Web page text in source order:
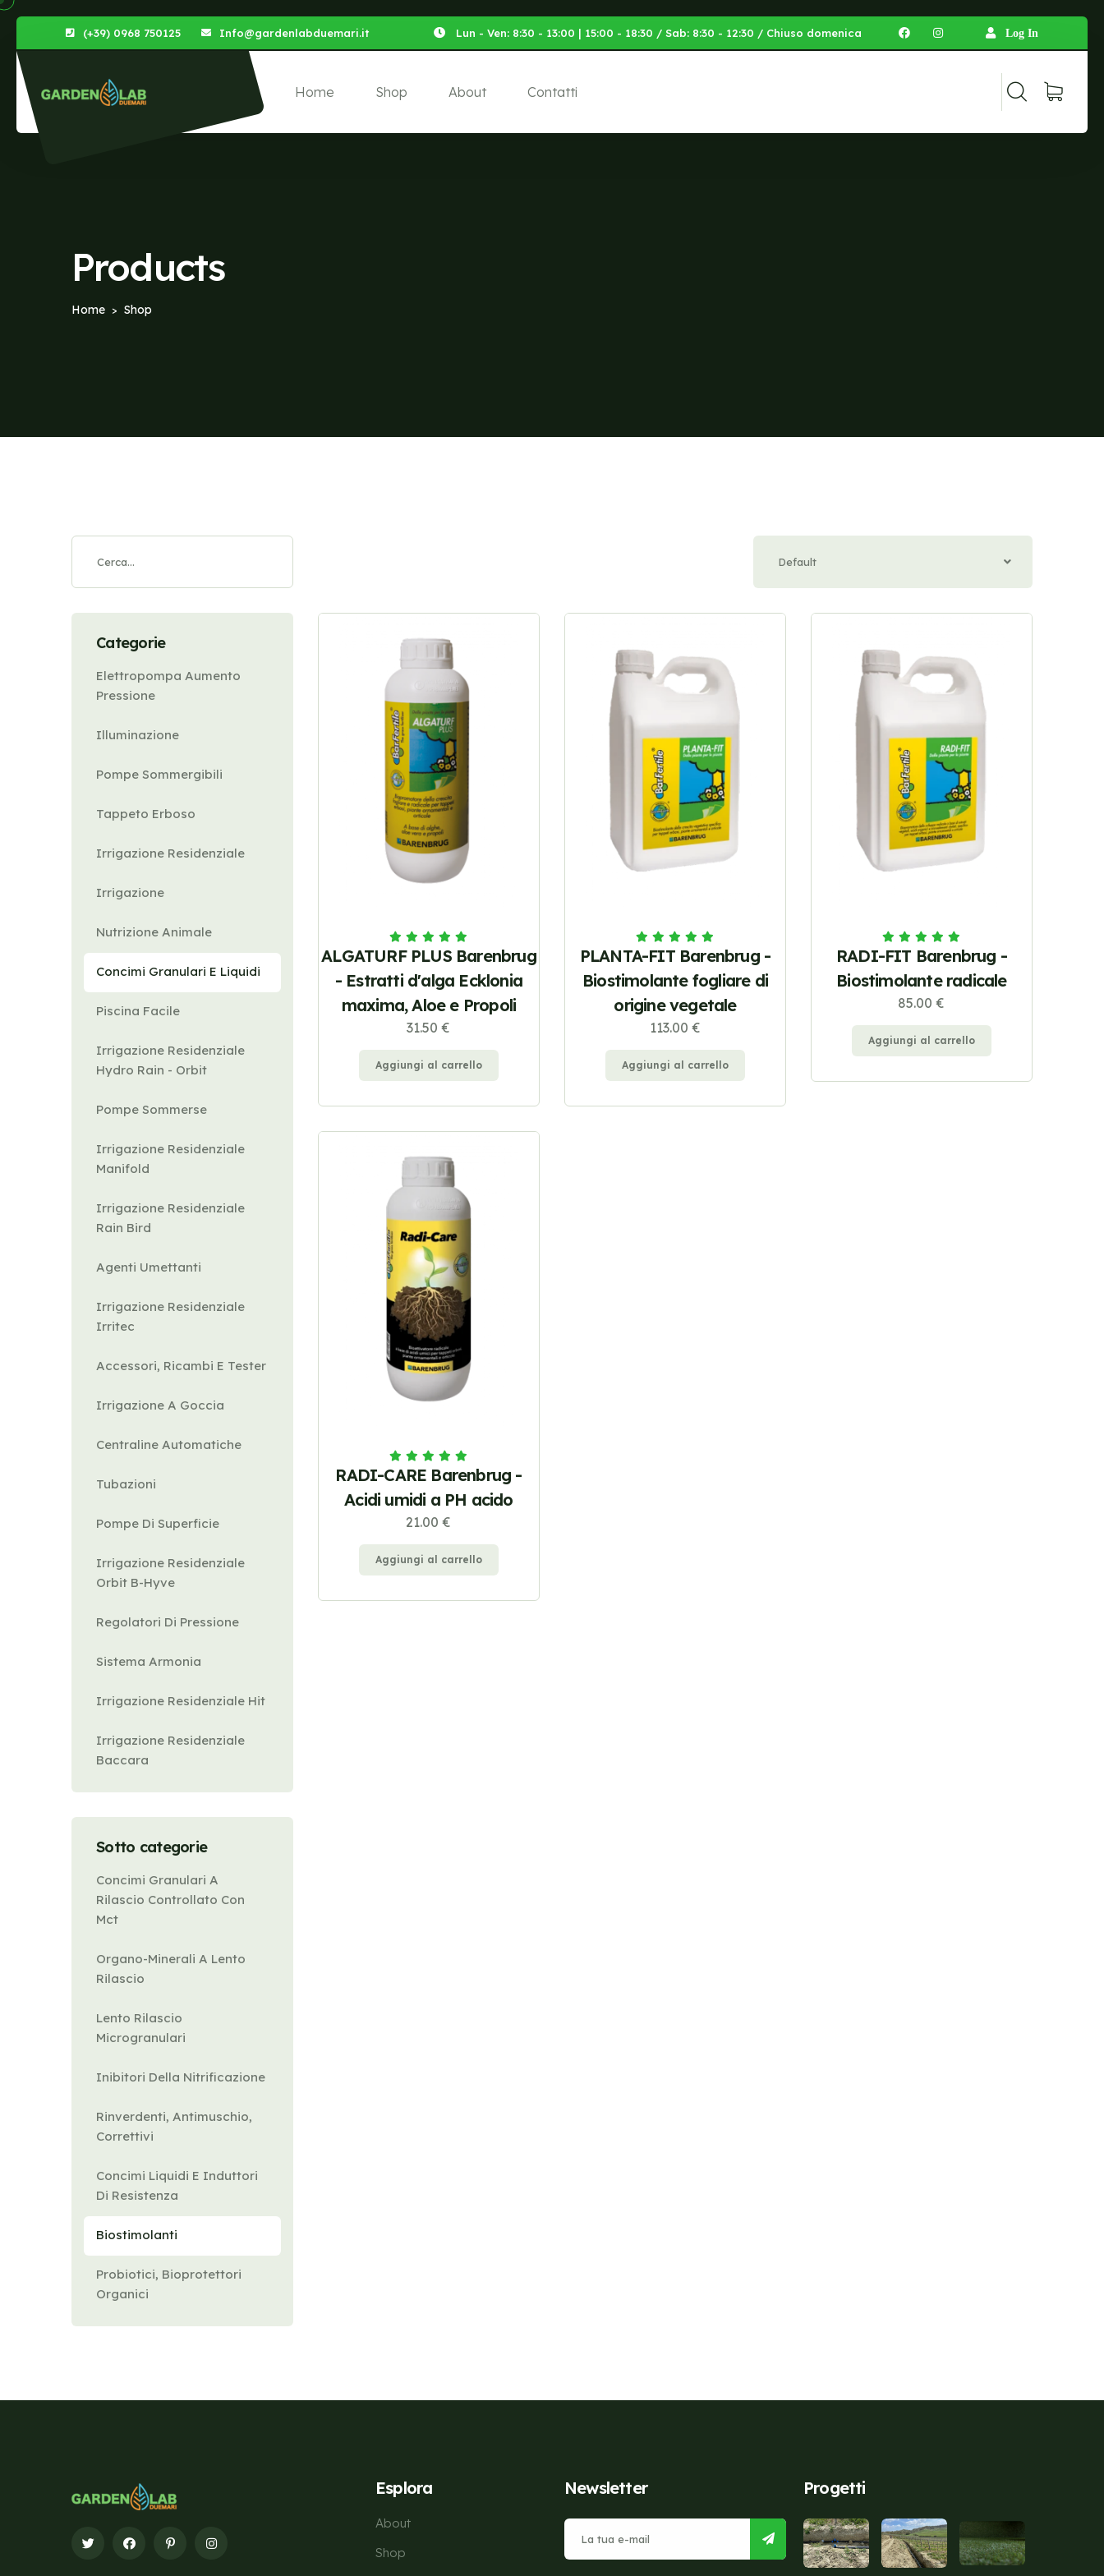
(+39) 0968 750125 Info@gardenlabduemari.it Lun - Ven: 8:30 - 13:00 | 15:00 - 18:30 / Sab: 8:30 - 12:30 / Chiuso domenica Log In
Home Shop About Contatti
Products
Home > Shop
Categorie
Elettropompa Aumento
Pressione
Illuminazione
Pompe Sommergibili
Tappeto Erboso
Irrigazione Residenziale
Irrigazione
Nutrizione Animale
Concimi Granulari E Liquidi
Piscina Facile
Irrigazione Residenziale
Hydro Rain - Orbit
Pompe Sommerse
Irrigazione Residenziale
Manifold
Irrigazione Residenziale
Rain Bird
Agenti Umettanti
Irrigazione Residenziale
Irritec
Accessori, Ricambi E Tester
Irrigazione A Goccia
Centraline Automatiche
Tubazioni
Pompe Di Superficie
Irrigazione Residenziale
Orbit B-Hyve
Regolatori Di Pressione
Sistema Armonia
Irrigazione Residenziale Hit
Irrigazione Residenziale
Baccara
Sotto categorie
Concimi Granulari A
Rilascio Controllato Con
Mct
Organo-Minerali A Lento
Rilascio
Lento Rilascio
Microgranulari
Inibitori Della Nitrificazione
Rinverdenti, Antimuschio,
Correttivi
Concimi Liquidi E Induttori
Di Resistenza
Biostimolanti
Probiotici, Bioprotettori
Organici
Default
ALGATURF PLUS Barenbrug
- Estratti d'alga Ecklonia
maxima, Aloe e Propoli
31.50 €
Aggiungi al carrello
PLANTA-FIT Barenbrug -
Biostimolante fogliare di
origine vegetale
113.00 €
Aggiungi al carrello
RADI-FIT Barenbrug -
Biostimolante radicale
85.00 €
Aggiungi al carrello
RADI-CARE Barenbrug -
Acidi umidi a PH acido
21.00 €
Aggiungi al carrello
Esplora
About
Shop
Newsletter Progetti